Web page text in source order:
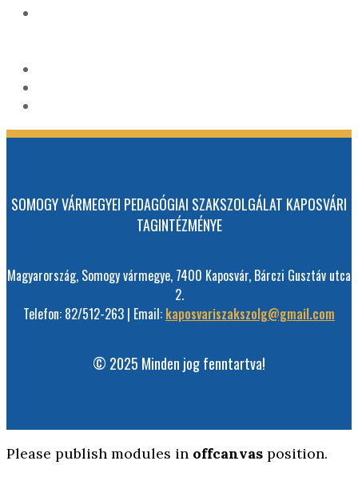
SOMOGY VÁRMEGYEI PEDAGÓGIAI SZAKSZOLGÁLAT KAPOSVÁRI
TAGINTÉZMÉNYE
Magyarország, Somogy vármegye, 7400 Kaposvár, Bárczi Gusztáv utca
2.
Telefon: 82/512-263 | Email: kaposvariszakszolg@gmail.com
© 2025 Minden jog fenntartva!
Please publish modules in offcanvas position.